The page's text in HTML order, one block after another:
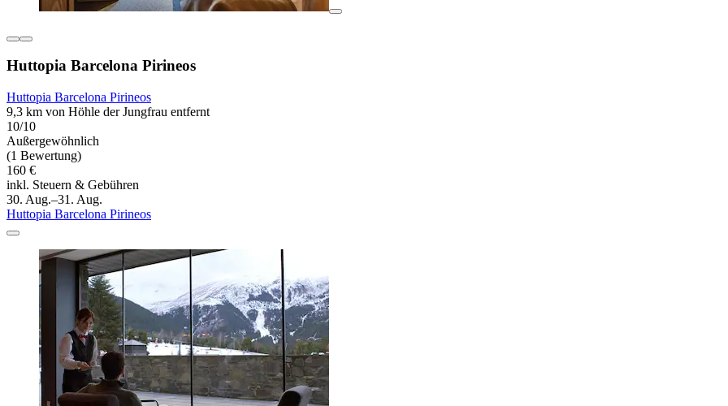
Huttopia Barcelona Pirineos
Huttopia Barcelona Pirineos
9,3 km von Höhle der Jungfrau entfernt
10/10
Außergewöhnlich
(1 Bewertung)
160 €
inkl. Steuern & Gebühren
30. Aug.–31. Aug.
Huttopia Barcelona Pirineos